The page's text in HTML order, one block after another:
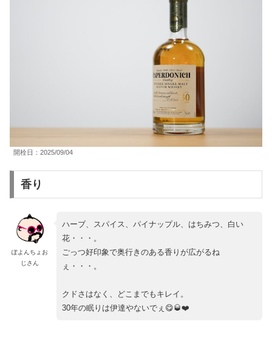
開栓日：2025/09/04
香り
ぽよんちょお
じさん
ハーブ、スパイス、パイナップル、はちみつ、白い
花・・・。
ごっつ好印象で奥行きのある香りが広がるね
ぇ・・・。
クドさはなく、どこまでもキレイ。
30年の眠りは伊達やないでぇ😋🥃❤️